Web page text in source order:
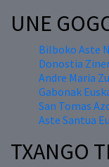
UNE
Bilboko Aste
Donostia
Andre Maria
Gabonak
San Tomas
Aste Santua
TXANGO